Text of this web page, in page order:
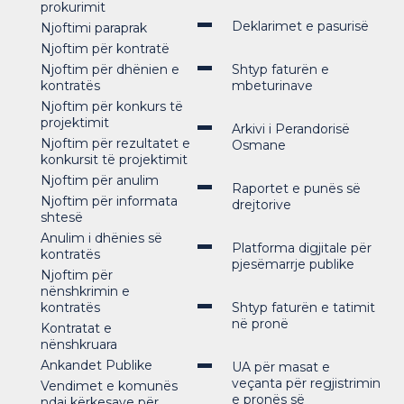
prokurimit
Njoftimi paraprak
Njoftim për kontratë
Njoftim për dhënien e
kontratës
Njoftim për konkurs të
projektimit
Njoftim për rezultatet e
konkursit të projektimit
Njoftim për anulim
Njoftim për informata
shtesë
Anulim i dhënies së
kontratës
Njoftim për
nënshkrimin e
kontratës
Kontratat e
nënshkruara
Ankandet Publike
Vendimet e komunës
Deklarimet e pasurisë
Shtyp faturën e
mbeturinave
Arkivi i Perandorisë
Osmane
Raportet e punës së
drejtorive
Platforma digjitale për
pjesëmarrje publike
Shtyp faturën e tatimit
në pronë
UA për masat e
veçanta për regjistrimin
e pronës së